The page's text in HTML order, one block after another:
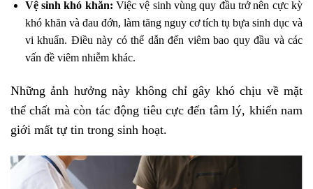
Vệ sinh khó khăn: Việc vệ sinh vùng quy đầu trở nên cực kỳ
khó khăn và đau đớn, làm tăng nguy cơ tích tụ bựa sinh dục và
vi khuẩn. Điều này có thể dẫn đến viêm bao quy đầu và các
vấn đề viêm nhiễm khác.
Những ảnh hưởng này không chỉ gây khó chịu về mặt
thể chất mà còn tác động tiêu cực đến tâm lý, khiến nam
giới mất tự tin trong sinh hoạt.